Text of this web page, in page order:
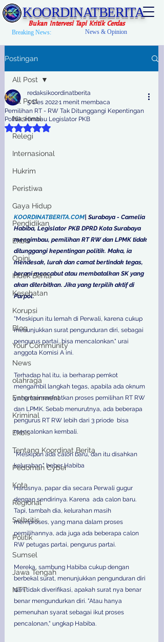
KOORDINATBERITA
Bukan Intervesi Tapi Kritik Cerdas
Breaking News: News & Opinion
Postingan
All Post
Nasional
Relegi
Internasional
Hukrim
Peristiwa
Gaya Hidup
Pendidikan
Ekbis
Opini
Indek Berita
Kesehatan
Korupsi
Blog
Your Community
News
olahraga
Entertainment
Kriminal
Ekbis
Tentang Koordinat Berita
Pedoman Cyber
Kota
Regional
Selbritis
Politik
Sumsel
Jawa Tengah
NTT
All Post
Pemilihan RT - RW Tak Ditunggangi Kepentingan
Politik, Himbau Legislator PKB
redaksikoordinatberita
5 Des 20221 menit membaca
Dinilai NaN dari 5 bintang.
KOORDINATBERITA.COM | Surabaya - Camelia
Habiba, Legislator PKB DPRD Kota Surabaya
mengimbau, pemilihan RT RW dan LPMK tidak
ditunggangi kepentingan politik. Maka, ia
mendesak, lurah dan camat bertindak tegas,
berani mencabut atau membatalkan SK yang
akan diterbitkan. Jika yang terpilih aktif di
Parpol.
"Meskipun itu lemah di Perwali, karena cukup
menunjukkan surat pengunduran diri, sebagai
pengurus partai, bisa mencalonkan." urai
anggota Komisi A ini.
Terhadap hal itu, ia berharap pemkot
mengambil langkah tegas, apabila ada oknum
yang memanfaatkan proses pemilihan RT RW
dan LPMK. Sebab menurutnya, ada beberapa
pengurus RT RW lebih dari 3 priode  bisa
mencalonkan kembali.
"Meskipun ada calon baru, dan itu disahkan
kelurahan." beber Habiba
Harusnya, papar dia secara Perwali gugur
dengan sendirinya. Karena  ada calon baru.
Tapi, tambah dia, kelurahan masih
memproses, yang mana dalam proses
pemilihannya, ada juga ada beberapa calon
RW petugas partai, pengurus partai.
Mereka, sambung Habiba cukup dengan
berbekal surat, menunjukkan pengunduran diri
dan tidak diverifikasi, apakah surat nya benar
benar mengundurkan diri. "Atau hanya
pemenuhan syarat sebagai ikut proses
pencalonan," ungkap Habiba.